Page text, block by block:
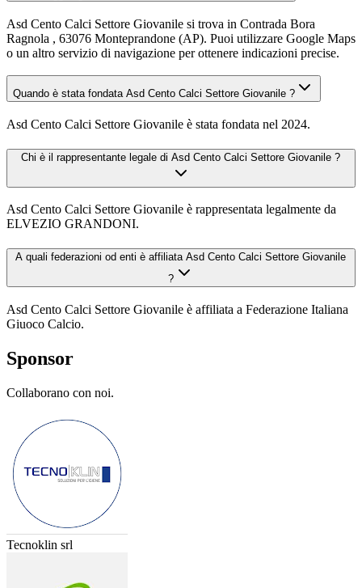
Asd Cento Calci Settore Giovanile si trova in Contrada Bora
Ragnola , 63076 Monteprandone (AP). Puoi utilizzare Google Maps
o un altro servizio di navigazione per ottenere indicazioni precise.
Quando è stata fondata Asd Cento Calci Settore Giovanile ?
Asd Cento Calci Settore Giovanile è stata fondata nel 2024.
Chi è il rappresentante legale di Asd Cento Calci Settore Giovanile ?
Asd Cento Calci Settore Giovanile è rappresentata legalmente da
ELVEZIO GRANDONI.
A quali federazioni od enti è affiliata Asd Cento Calci Settore Giovanile
?
Asd Cento Calci Settore Giovanile è affiliata a Federazione Italiana
Giuoco Calcio.
Sponsor
Collaborano con noi.
Tecnoklin srl